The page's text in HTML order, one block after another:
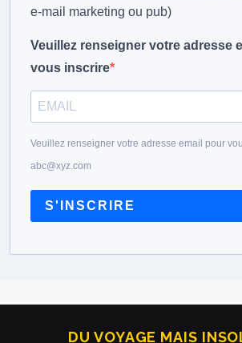
e-mail marketing ou pub)
Veuillez renseigner votre adresse
vous inscrire
Veuillez renseigner votre adresse email pour
abc@xyz.com
S'INSCRIRE
DU VOYAGE MAIS